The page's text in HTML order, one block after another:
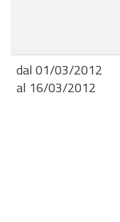
dal 01/03/2012
al 16/03/2012